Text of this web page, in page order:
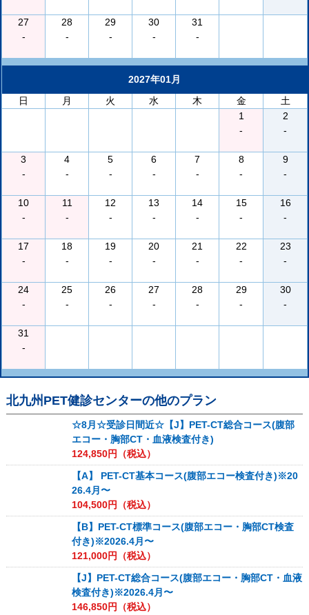
27
-
28
-
29
-
30
-
31
-
2027年01月
日
月 火 水 木 金
土
1
-
2
-
3
-
4
-
5
-
6
-
7
-
8
-
9
-
10
-
11
-
12
-
13
-
14
-
15
-
16
-
17
-
18
-
19
-
20
-
21
-
22
-
23
-
24
-
25
-
26
-
27
-
28
-
29
-
30
-
31
-
北九州PET健診センターの他のプラン
☆8月☆受診日間近☆【J】PET-CT総合コース(腹部
エコー・胸部CT・血液検査付き)
124,850円（税込）
【A】 PET-CT基本コース(腹部エコー検査付き)※20
26.4月〜
104,500円（税込）
【B】PET-CT標準コース(腹部エコー・胸部CT検査
付き)※2026.4月〜
121,000円（税込）
【J】PET-CT総合コース(腹部エコー・胸部CT・血液
検査付き)※2026.4月〜
146,850円（税込）